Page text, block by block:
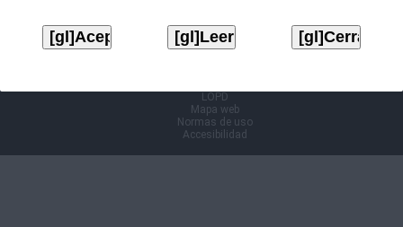
LOPD
Mapa web
Normas de uso
Accesibilidad